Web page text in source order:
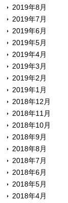
2019年8月
2019年7月
2019年6月
2019年5月
2019年4月
2019年3月
2019年2月
2019年1月
2018年12月
2018年11月
2018年10月
2018年9月
2018年8月
2018年7月
2018年6月
2018年5月
2018年4月